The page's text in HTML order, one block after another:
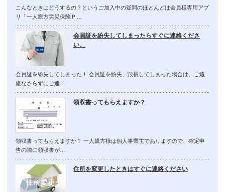
こんなときはどうするの？というご加入中の疑問のほとんどは会員様専用アプ
リ「一人親方労災保険Ｐ…
会員証を紛失してしまったらすぐに連絡くださ
い。
会員証を紛失してしまった！ 会員証を紛失、毀損してしまった場合は、ご遠
慮なさらずにご連…
領収書ってもらえますか？
領収書ってもらえますか？ 一人親方様は個人事業主でありますので、確定申
告の際に領収書が…
住所を変更したときはすぐに連絡ください